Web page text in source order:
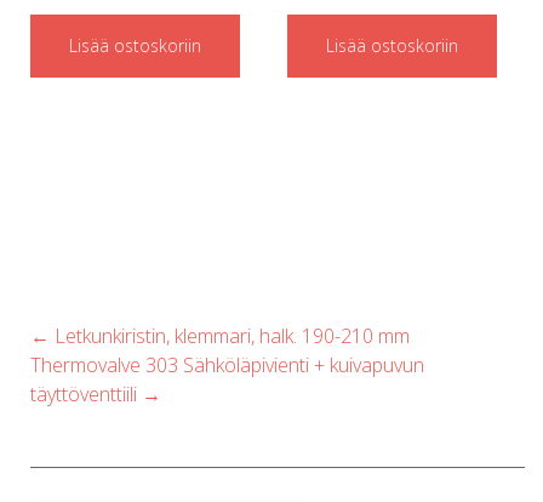
Lisää ostoskoriin Lisää ostoskoriin
Post
navigation
← Letkunkiristin, klemmari, halk. 190-210 mm
Thermovalve 303 Sähköläpivienti + kuivapuvun
täyttöventtiili →